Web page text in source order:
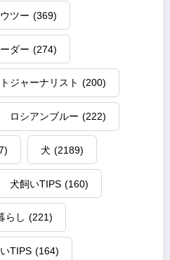
ツー (369)
ダー (274)
ジャーナリスト (200)
ロシアンブルー (222)
犬 (2189)
犬飼いTIPS (160)
らし (221)
TIPS (164)